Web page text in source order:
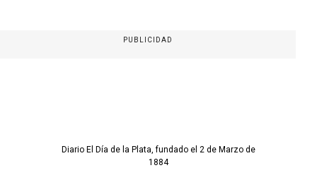
PUBLICIDAD
Diario El Día de la Plata, fundado el 2 de Marzo de
1884